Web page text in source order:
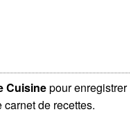
Cuisinepour enregistrer
de recettes.